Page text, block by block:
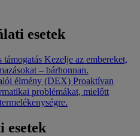
esetek
támogatás Kezelje az embereket,
– bárhonnan.
élmény (DEX) Proaktívan
problémákat, mielőtt
esetek